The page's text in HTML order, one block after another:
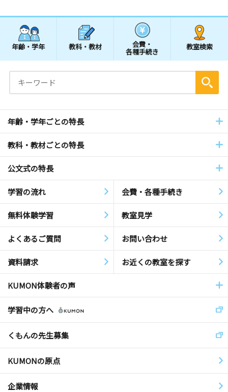
年齢・学年 教科・教材 会費・
各種手続き
教室検索
年齢・学年ごとの特長
教科・教材ごとの特長
公文式の特長
学習の流れ 会費・各種手続き
無料体験学習 教室見学
よくあるご質問 お問い合わせ
資料請求 お近くの教室を探す
KUMON体験者の声
学習中の方へ
くもんの先生募集
KUMONの原点
企業情報